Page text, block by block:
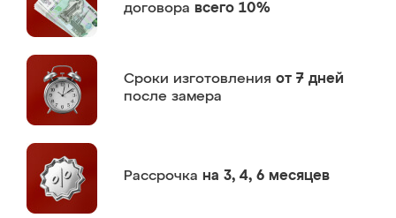
договора всего 10%
Сроки изготовления от 7 дней
после замера
Рассрочка на 3, 4, 6 месяцев